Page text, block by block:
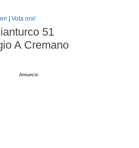
|Vota ora!
51
A Cremano
Annuncio